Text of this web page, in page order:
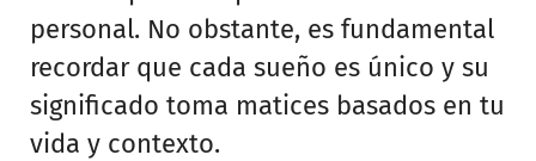
personal. No obstante, es fundamental
recordar que cada sueño es único y su
significado toma matices basados en tu
vida y contexto.